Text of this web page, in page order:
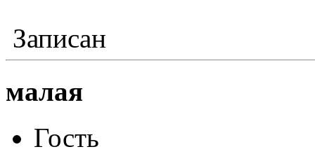
Записан
малая
Гость